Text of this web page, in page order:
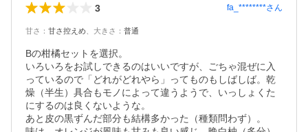
3 fa_********さん
甘さ ： 甘さ控えめ 大きさ ： 普通
Bの柑橘セットを選択。
いろいろをお試しできるのはいいですが、ごちゃ混ぜに入
っているので「どれがどれやら」ってものもしばしば。乾
燥（半生）具合もモノによって違うようで、いっしょくた
にするのは良くないような。
あと皮の黒ずんだ部分も結構多かった（種類問わず）。